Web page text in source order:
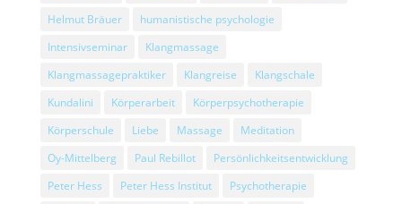
Helmut Bräuer
humanistische psychologie
Intensivseminar
Klangmassage
Klangmassagepraktiker
Klangreise
Klangschale
Kundalini
Körperarbeit
Körperpsychotherapie
Körperschule
Liebe Massage
Meditation
Oy-Mittelberg
Paul Rebillot
Persönlichkeitsentwicklung
Peter Hess
Peter Hess Institut
Psychotherapie